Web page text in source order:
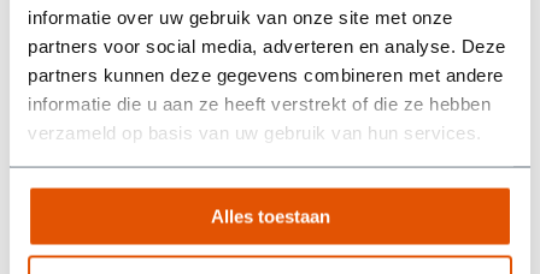
informatie over uw gebruik van onze site met onze
partners voor social media, adverteren en analyse. Deze
partners kunnen deze gegevens combineren met andere
informatie die u aan ze heeft verstrekt of die ze hebben
verzameld op basis van uw gebruik van hun services.
Alles toestaan
makkelijk contact, en ook het ophalen verliep soepel.
Tijdens de huurperiode liep het bij ons allemaal even wat
anders dan gepland, maar er werd goed meegedacht. Heel
prettig als een bedrijf zo flexibel en vriendelijk met je
omgaat! Echt een aanrader als je op zoek bent naar een
betrouwbare partij die niet alleen doet wat ze beloven, maar